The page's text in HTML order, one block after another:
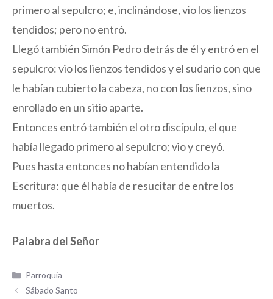
primero al sepulcro; e, inclinándose, vio los lienzos
tendidos; pero no entró.
Llegó también Simón Pedro detrás de él y entró en el
sepulcro: vio los lienzos tendidos y el sudario con que
le habían cubierto la cabeza, no con los lienzos, sino
enrollado en un sitio aparte.
Entonces entró también el otro discípulo, el que
había llegado primero al sepulcro; vio y creyó.
Pues hasta entonces no habían entendido la
Escritura: que él había de resucitar de entre los
muertos.
Palabra del Señor
Categorías
Parroquia
Sábado Santo